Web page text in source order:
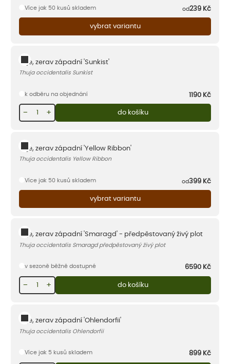
Více jak 50 kusů skladem od239 Kč
vybrat variantu
Túje, zerav západní 'Sunkist'
Thuja occidentalis Sunkist
k odběru na objednání 1190 Kč
+
− do košíku
Túje, zerav západní 'Yellow Ribbon'
Thuja occidentalis Yellow Ribbon
Více jak 50 kusů skladem od399 Kč
vybrat variantu
Túje, zerav západní 'Smaragd' - předpěstovaný živý plot
Thuja occidentalis Smaragd předpěstovaný živý plot
v sezoně běžně dostupné 6590 Kč
+
− do košíku
Túje, zerav západní 'Ohlendorfii'
Thuja occidentalis Ohlendorfii
Více jak 5 kusů skladem 899 Kč